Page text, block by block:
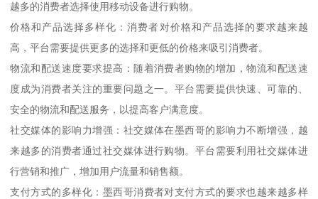
越多的消费者选择使用移动设备进行购物。
价格和产品选择多样化：消费者对价格和产品选择的要求越来越
高，平台需要提供更多的选择和更低的价格来吸引消费者。
物流和配送速度要求提高：随着消费者购物的增加，物流和配送速
度成为消费者关注的重要问题之一。平台需要提供快速、可靠的、
安全的物流和配送服务，以提高客户满意度。
社交媒体的影响力增强：社交媒体在墨西哥的影响力不断增强，越
来越多的消费者通过社交媒体进行购物。平台需要利用社交媒体进
行营销和推广，增加用户流量和销售额。
支付方式的多样化：墨西哥消费者对支付方式的要求也越来越多样